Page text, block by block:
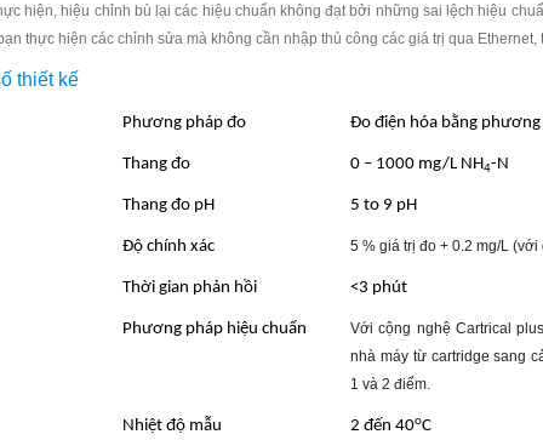
hiện, hiệu chỉnh bù lại các hiệu chuẩn không đạt bởi những sai lệch hiệu
thực hiện các chỉnh sửa mà không cần nhập thủ công các giá trị qua Ethernet,
thiết kế
Phương pháp đo Đo điện hóa bằng
Thang đo 0 – 1000 mg/L NH4-N
Thang đo pH 5 to 9 pH
Độ chính xác 5 % giá trị đo + 0.2 mg/L
Thời gian phản hồi <3 phút
Phương pháp hiệu chuẩn
Với cộng nghệ Cartrical
nhà máy từ cartridge sang
1 và 2 điểm.
Nhiệt độ mẫu 2 đến 40oC